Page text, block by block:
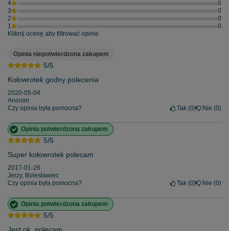
4
0
3
0
2
0
1
0
Kliknij ocenę aby filtrować opinie
5/5
Opinia niepotwierdzona zakupem
Kołowrotek godny polecenia
2020-05-04
Anonim
Czy opinia była pomocna?
Tak 0 Nie 0
5/5
Opinia potwierdzona zakupem
Super kołowrotek polecam
2017-01-26
Jerzy, Bolesławiec
Czy opinia była pomocna?
Tak 0 Nie 0
5/5
Opinia potwierdzona zakupem